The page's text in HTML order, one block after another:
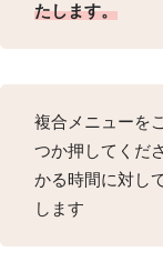
たします。
複合メニューを
つか押してくだ
かる時間に対し
します